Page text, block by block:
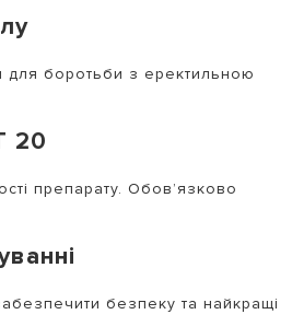
для боротьби з еректильною
20
препарату. Обов’язково
безпеку та найкращі